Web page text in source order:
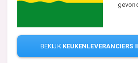
BEKIJK KEUKENLEVERANCIERS